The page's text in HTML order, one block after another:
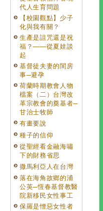
代人生育問題
【校園觀點】少子
化與我有關？
生產是詛咒還是祝
福？——從夏娃談
起
基督徒夫妻的閨房
事─避孕
荷蘭時期教會人物
檔案（二）台灣改
革宗教會的奠基者─
甘治士牧師
有畫要說
種子的信仰
從聖經看金融海嘯
下的財務省思
撒馬利亞人在台灣
落在海角故鄉的浦
公英─恆春基督教醫
院新移民女性事工
保羅是憎惡女性者